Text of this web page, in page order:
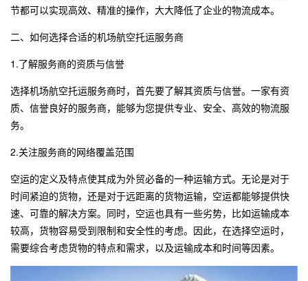
节都可以实现高效、精准的操作，大大降低了企业的物流成本。
二、如何选择合适的机场航空托运服务商
1.了解服务商的资质与信誉
选择机场航空托运服务商时，首先要了解其资质与信誉。一家有资
质、信誉良好的服务商，能够为您提供专业、安全、高效的物流服
务。
2.关注服务商的网络覆盖范围
空运的定义及特点使其成为外贸必备的一种运输方式。无论是对于
时间紧迫的货物，还是对于远距离的货物运输，空运都能够提供快
速、可靠的解决方案。同时，空运也具有一些劣势，比如运输成本
较高，货物容易受到限制和安全性的考虑。因此，在选择空运时，
需要综合考虑货物的特点和需求，以及运输成本和时间等因素。